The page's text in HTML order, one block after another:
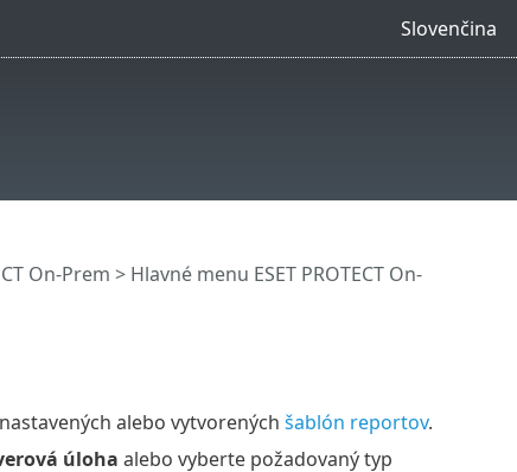
Slovenčina
On-Prem > Hlavné menu ESET PROTECT On-
alebo vytvorených šablón reportov.
úloha alebo vyberte požadovaný typ